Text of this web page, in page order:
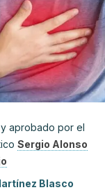
aprobado por el
Sergio Alonso
Blasco